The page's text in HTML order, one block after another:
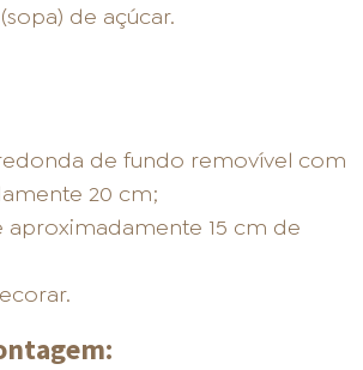
de açúcar.
de fundo removível com
20 cm;
aproximadamente 15 cm de